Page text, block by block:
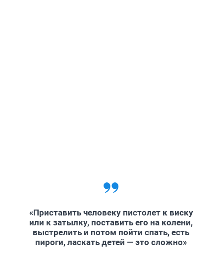
«Приставить человеку пистолет к виску
или к затылку, поставить его на колени,
выстрелить и потом пойти спать, есть
пироги, ласкать детей — это сложно»